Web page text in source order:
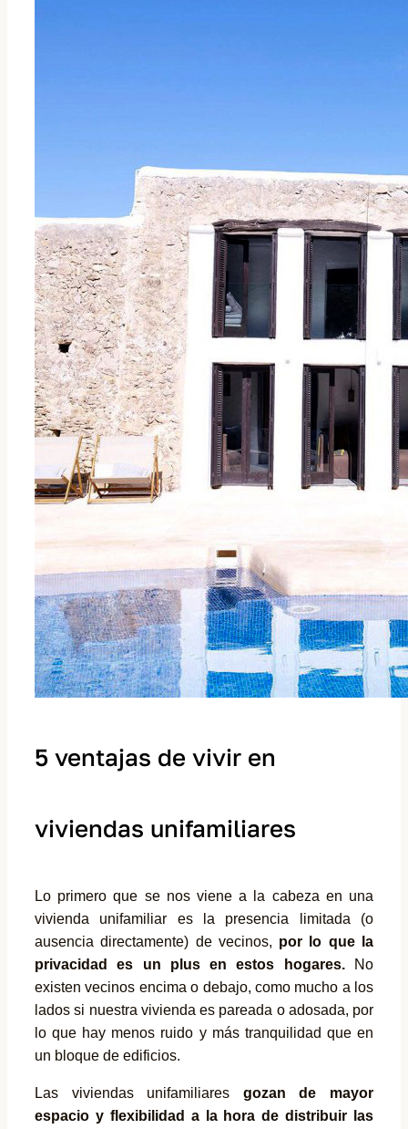
5 ventajas de vivir en
viviendas unifamiliares
Lo primero que se nos viene a la cabeza en una
vivienda unifamiliar es la presencia limitada (o
ausencia directamente) de vecinos, por lo que la
privacidad es un plus en estos hogares.No
existen vecinos encima o debajo, como mucho a los
lados si nuestra vivienda es pareada o adosada, por
lo que hay menos ruido y más tranquilidad que en
un bloque de edificios.
Las viviendas unifamiliares gozan de mayor
espacio y flexibilidad a la hora de distribuir las